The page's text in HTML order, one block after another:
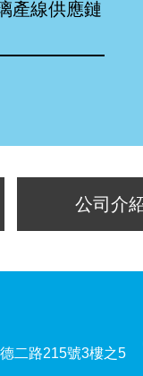
產線供應鏈
公司介
二路215號3樓之5